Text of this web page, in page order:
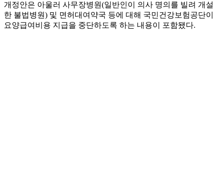
개정안은 아울러 사무장병원(일반인이 의사 명의를 빌려 개설
한 불법병원) 및 면허대여약국 등에 대해 국민건강보험공단이
요양급여비용 지급을 중단하도록 하는 내용이 포함됐다.